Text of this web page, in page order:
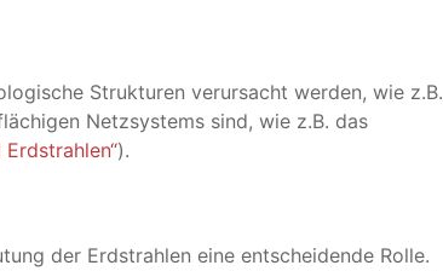
Strukturen verursacht werden, wie z.B.
Netzsystems sind, wie z.B. das
Erdstrahlen“).
der Erdstrahlen eine entscheidende Rolle.